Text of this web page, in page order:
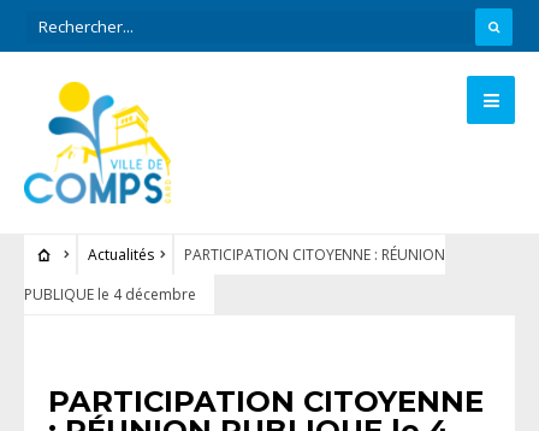
Actualités
PARTICIPATION CITOYENNE : RÉUNION
PUBLIQUE le 4 décembre
PARTICIPATION CITOYENNE